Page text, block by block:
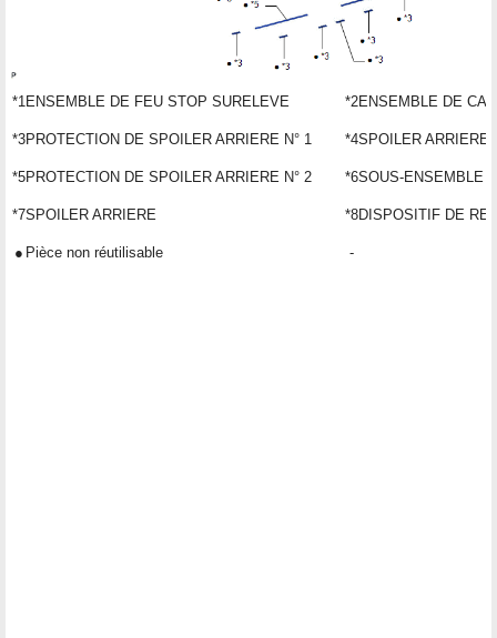
*1ENSEMBLE DE FEU STOP SURELEVE *2ENSEMBLE DE
*3PROTECTION DE SPOILER ARRIERE N° 1 *4SPOILER ARRIERE
*5PROTECTION DE SPOILER ARRIERE N° 2 *6SOUS-ENSEMBLE
*7SPOILER ARRIERE *8DISPOSITIF DE
● Pièce non réutilisable -